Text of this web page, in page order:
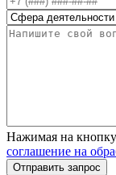
Нажимая на
соглашение на
Отправить запрос